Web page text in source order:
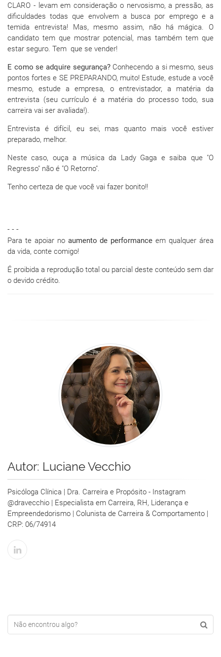
CLARO - levam em consideração o nervosismo, a pressão, as
dificuldades todas que envolvem a busca por emprego e a
temida entrevista! Mas, mesmo assim, não há mágica. O
candidato tem que mostrar potencial, mas também tem que
estar seguro. Tem que se vender!
E como se adquire segurança?Conhecendo a si mesmo, seus
pontos fortes e SE PREPARANDO, muito! Estude, estude a você
mesmo, estude a empresa, o entrevistador, a matéria da
entrevista (seu currículo é a matéria do processo todo, sua
carreira vai ser avaliada!).
Entrevista é difícil, eu sei, mas quanto mais você estiver
preparado, melhor.
Neste caso, ouça a música da Lady Gaga e saiba que "O
Regresso" não é "O Retorno".
Tenho certeza de que você vai fazer bonito!!
- - -
Para te apoiar no aumento de performance em qualquer área
da vida, conte comigo!
É proibida a reprodução total ou parcial deste conteúdo sem dar
o devido crédito.
Autor: Luciane Vecchio
Psicóloga Clínica | Dra. Carreira e Propósito - Instagram
@dravecchio | Especialista em Carreira, RH, Liderança e
Empreendedorismo | Colunista de Carreira & Comportamento |
CRP: 06/74914